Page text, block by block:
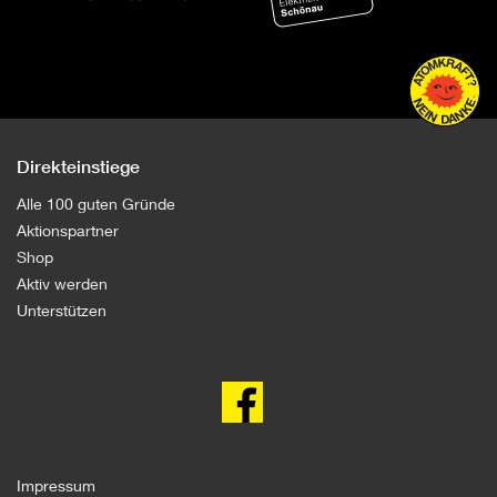
Direkteinstiege
Alle 100 guten Gründe
Aktionspartner
Shop
Aktiv werden
Unterstützen
Impressum